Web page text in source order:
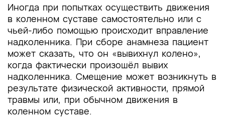
Иногда при попытках осуществить движения
в коленном суставе самостоятельно или с
чьей-либо помощью происходит вправление
надколенника. При сборе анамнеза пациент
может сказать, что он «вывихнул колено»,
когда фактически произошёл вывих
надколенника. Смещение может возникнуть в
результате физической активности, прямой
травмы или, при обычном движения в
коленном суставе.